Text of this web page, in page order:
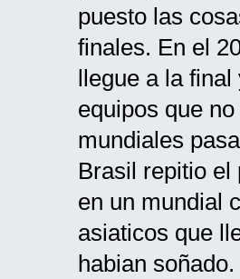
puesto las
finales. En el
llegue a la
equipos que
mundiales
Brasil repitio el
en un mundial
asiaticos que
habian